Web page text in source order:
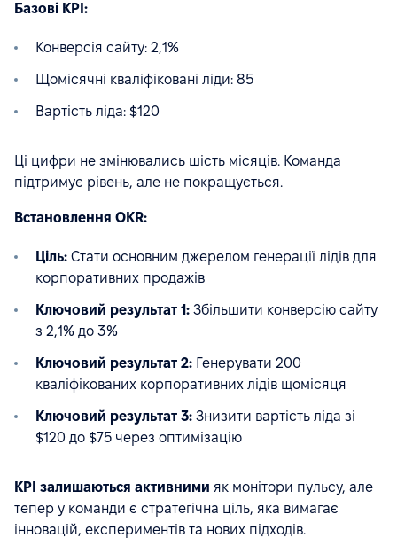
Базові KPI:
Конверсія сайту: 2,1%
Щомісячні кваліфіковані ліди: 85
Вартість ліда: $120
Ці цифри не змінювались шість місяців. Команда
підтримує рівень, але не покращується.
Встановлення OKR:
Ціль: Стати основним джерелом генерації лідів для
корпоративних продажів
Ключовий результат 1: Збільшити конверсію сайту
з 2,1% до 3%
Ключовий результат 2: Генерувати 200
кваліфікованих корпоративних лідів щомісяця
Ключовий результат 3: Знизити вартість ліда зі
$120 до $75 через оптимізацію
KPI залишаються активними як монітори пульсу, але
тепер у команди є стратегічна ціль, яка вимагає
інновацій, експериментів та нових підходів.